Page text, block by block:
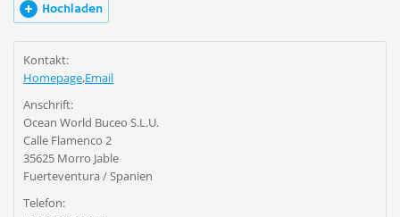
Hochladen
Kontakt:
Homepage,Email
Anschrift:
Ocean World Buceo S.L.U.
Calle Flamenco 2
35625 Morro Jable
Fuerteventura / Spanien
Telefon: